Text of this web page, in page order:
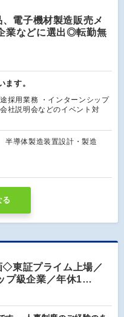
電子機材製造販売メ
業などに選出◎転勤無
ます。
採用業務 ・インターンシップ
社説明会などのイベント対
導体製造装置設計・製造
る
◇東証プライム上場／
プ級企業／年休1…